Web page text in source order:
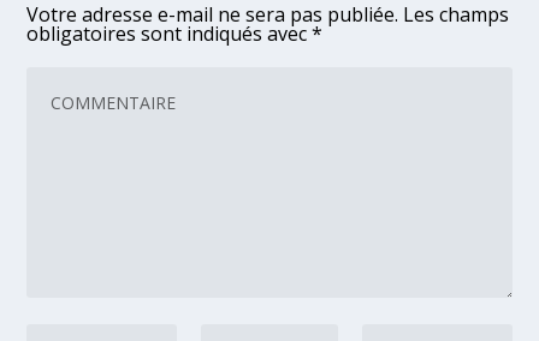
Votre adresse e-mail ne sera pas publiée. Les champs
obligatoires sont indiqués avec*